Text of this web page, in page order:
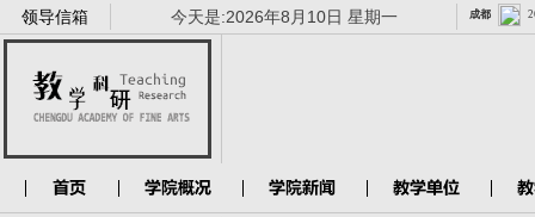
领导信箱 今天是:2026年8月10日 星期一